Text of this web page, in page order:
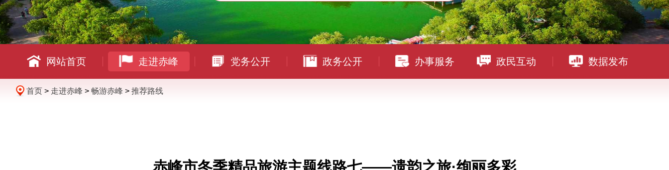
网站首页 走进赤峰 党务公开 政务公开 办事服务 政民互动 数据发布
首页 > 走进赤峰 > 畅游赤峰 > 推荐路线